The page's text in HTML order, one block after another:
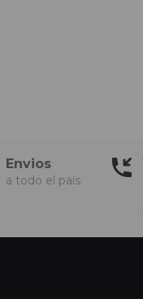
Envios
a todo el país